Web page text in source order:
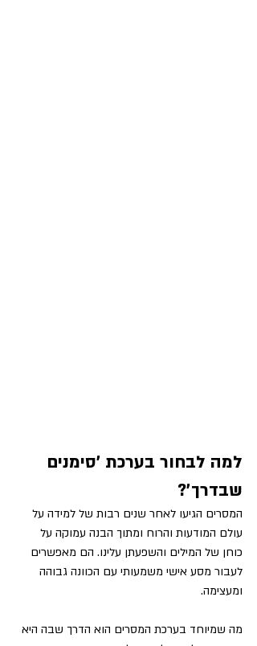
למה לבחור בערכת ׳סימנים
שבדרך׳?
המסרים הגיעו לאחר שנים רבות של למידה על
עולם המודעות והרוח ומתוך הבנה עמוקה על
כוחן של המילים והשפעתן עלינו. הם מאפשרים
לעבור מסע אישי משמעותי עם הכוונה גבוהה
ומעצימה.
מה שמיוחד בערכת המסרים הוא הדרך שבה היא